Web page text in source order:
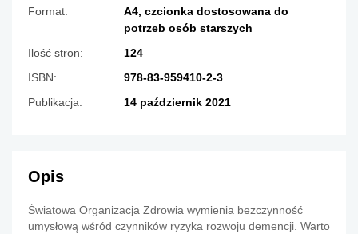
Format:
A4, czcionka dostosowana do
potrzeb osób starszych
Ilość stron:
124
ISBN:
978-83-959410-2-3
Publikacja:
14 październik 2021
Opis
Światowa Organizacja Zdrowia wymienia bezczynność
umysłową wśród czynników ryzyka rozwoju demencji. Warto